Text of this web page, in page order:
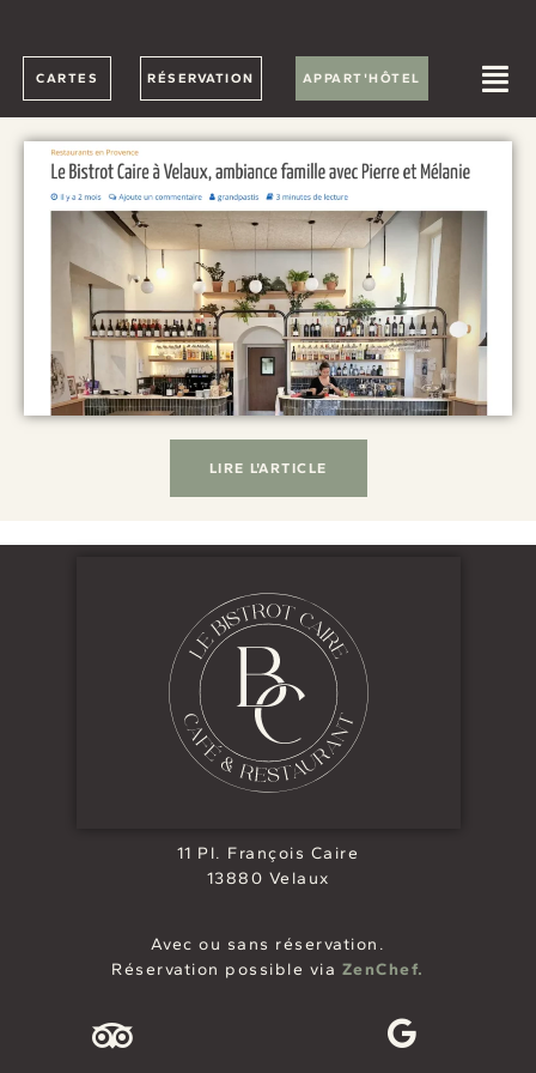
CARTES RÉSERVATION APPART'HÔTEL
LIRE L'ARTICLE
11 Pl. François Caire
13880 Velaux
Avec ou sans réservation.
Réservation possible via ZenChef.